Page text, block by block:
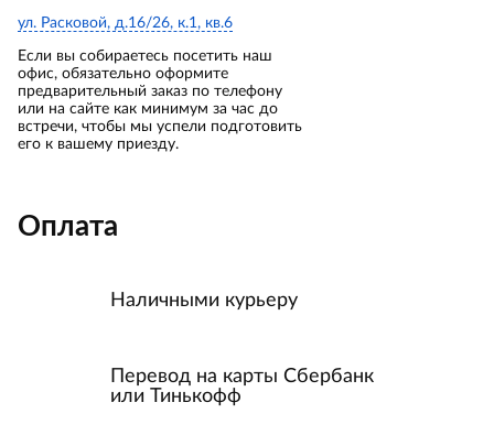
ул. Расковой, д.16/26, к.1, кв.6
Если вы собираетесь посетить наш
офис, обязательно оформите
предварительный заказ по телефону
или на сайте как минимум за час до
встречи, чтобы мы успели подготовить
его к вашему приезду.
Оплата
Наличными курьеру
Перевод на карты Сбербанк
или Тинькофф